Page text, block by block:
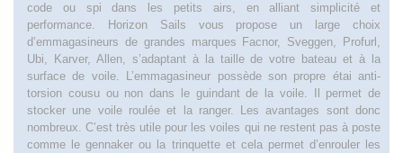
code ou spi dans les petits airs, en alliant simplicité et
performance. Horizon Sails vous propose un large choix
d’emmagasineurs de grandes marques Facnor, Sveggen, Profurl,
Ubi, Karver, Allen, s’adaptant à la taille de votre bateau et à la
surface de voile. L’emmagasineur possède son propre étai anti-
torsion cousu ou non dans le guindant de la voile. Il permet de
stocker une voile roulée et la ranger. Les avantages sont donc
nombreux. C’est très utile pour les voiles qui ne restent pas à poste
comme le gennaker ou la trinquette et cela permet d’enrouler les